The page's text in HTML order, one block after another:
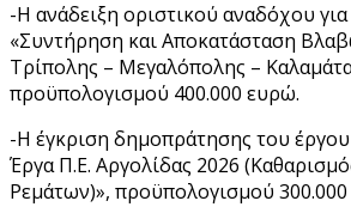
-Η ανάδειξη οριστικού αναδόχου
«Συντήρηση και Αποκατάσταση
Τρίπολης – Μεγαλόπολης –
προϋπολογισμού 400.000 ευρώ.
-Η έγκριση δημοπράτησης του
Έργα Π.Ε. Αργολίδας 2026
Ρεμάτων)», προϋπολογισμού